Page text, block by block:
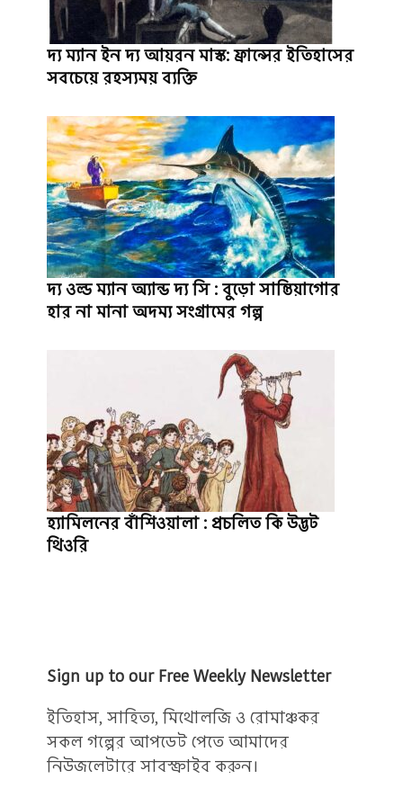
দ্য ম্যান ইন দ্য আয়রন মাস্ক: ফ্রান্সের ইতিহাসের
সবচেয়ে রহস্যময় ব্যক্তি
দ্য ওল্ড ম্যান অ্যান্ড দ্য সি : বুড়ো সান্তিয়াগোর
হার না মানা অদম্য সংগ্রামের গল্প
হ্যামিলনের বাঁশিওয়ালা : প্রচলিত কি উদ্ভট
থিওরি
Sign up to our Free Weekly Newsletter
ইতিহাস, সাহিত্য, মিথোলজি ও রোমাঞ্চকর
সকল গল্পের আপডেট পেতে আমাদের
নিউজলেটারে সাবস্ক্রাইব করুন।